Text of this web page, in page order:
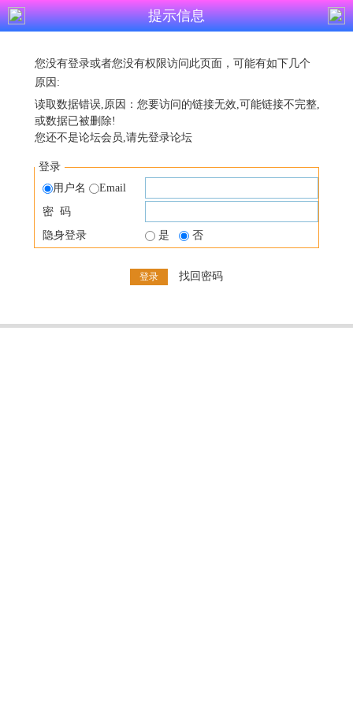
提示信息
您没有登录或者您没有权限访问此页面，可能有如下几个
原因:
读取数据错误,原因：您要访问的链接无效,可能链接不完整,
或数据已被删除!
您还不是论坛会员,请先登录论坛
登录
用户名
Email
密 码
隐身登录
是 否
找回密码